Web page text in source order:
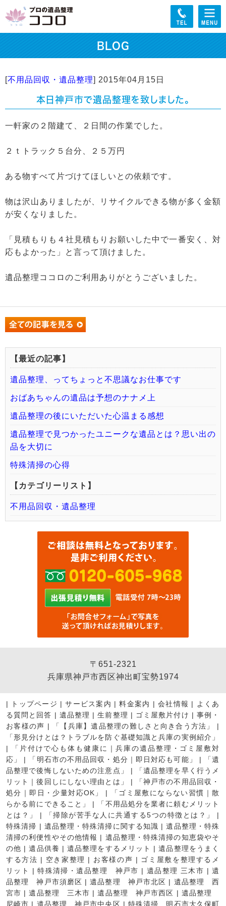
BLOG
[不用品回収・遺品整理] 2015年04月15日
本日神戸市で遺品整理を致しました。
一軒家の２階建て、２日間の作業でした。
２ｔトラック５台分、２５万円
ある物すべて片づけてほしいとの依頼です。
物は沢山ありましたが、リサイクルできる物が多く金額
が安くなりました。
「見積もりも４社見積もりお願いした中で一番安く、対
応もよかった」と言って頂けました。
遺品整理ココロのご利用ありがとうございました。
【最近の記事】
遺品整理、ってちょっと不思議なお仕事です
おばあちゃんの遺品は予想のナナメ上
遺品整理の後にいただいた心温まる感想
遺品整理で見つかったユニークな遺品とは？思い出の
品を大切に
特殊清掃の心得
【カテゴリーリスト】
不用品回収・遺品整理
〒651-2321
兵庫県神戸市西区神出町宝勢1974
| トップページ |サービス案内 |料金案内 |会社情報 |
よくあ
る質問と回答 | 遺品整理 |生前整理 | ゴミ屋敷片付け | 事例・
お客様の声 | 「【兵庫】遺品整理の難しさと向き合う方法」
|
「形見分けとは？トラブルを防ぐ基礎知識と兵庫の実例紹介」
|
「片付けで心も体も健康に｜兵庫の遺品整理・ゴミ屋敷対
応」
| 「明石市の不用品回収・処分｜即日対応も可能」 |
「遺
品整理で後悔しないための注意点」
|
「遺品整理を早く行うメ
リット｜後回しにしない理由とは」
|
「神戸市の不用品回収・
処分｜即日・少量対応OK」
|
「ゴミ屋敷にならない習慣｜散
らかる前にできること」
|
「不用品処分を業者に頼むメリット
とは？」
| 「掃除が苦手な人に共通する5つの特徴とは？」
|
特殊清掃 | 遺品整理・特殊清掃に関する知識 |遺品整理・特殊
清掃の利便性やその他情報 | 遺品整理・特殊清掃の知恵袋やそ
の他 |遺品供養 |遺品整理をするメリット |遺品整理をうまく
する方法 | 空き家整理 | お客様の声 | ゴミ屋敷を整理するメ
リット
|特殊清掃・遺品整理 神戸市 | 遺品整理 三木市 |遺
品整理 神戸市須磨区 |遺品整理 神戸市北区 | 遺品整理 西
宮市 |遺品整理 三木市 |遺品整理 神戸市西区 | 遺品整理
尼崎市 | 遺品整理 神戸市中央区 | 特殊清掃 明石市大久保町